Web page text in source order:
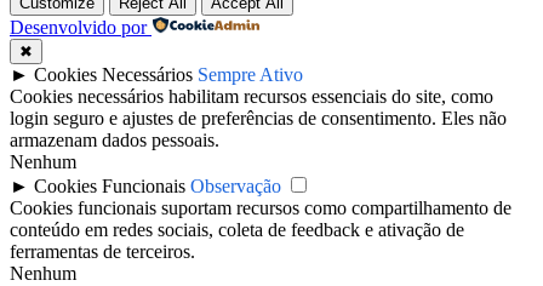
Desenvolvido por
✖
► Cookies Necessários Sempre Ativo
Cookies necessários habilitam recursos essenciais do site, como
login seguro e ajustes de preferências de consentimento. Eles não
armazenam dados pessoais.
Nenhum
► Cookies Funcionais Observação
Cookies funcionais suportam recursos como compartilhamento de
conteúdo em redes sociais, coleta de feedback e ativação de
ferramentas de terceiros.
Nenhum